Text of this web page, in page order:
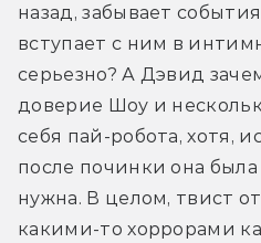
назад, забывает
вступает с ним в
серьезно? А Дэвид
доверие Шоу и
себя пай-робота, хотя,
после починки она
нужна. В целом, твист
какими-то хоррорами